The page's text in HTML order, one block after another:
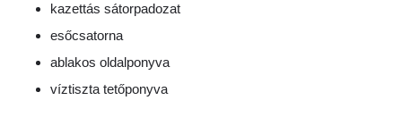
kazettás sátorpadozat
esőcsatorna
ablakos oldalponyva
víztiszta tetőponyva